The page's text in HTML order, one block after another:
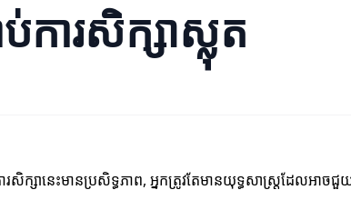
ារសិក្សាស្លុត
ក្សានេះមានប្រសិទ្ធភាព, អ្នកត្រូវតែមានយុទ្ធសាស្ត្រដែលអាច